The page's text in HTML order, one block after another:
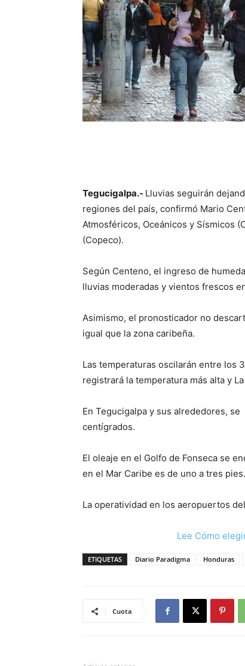
Tegucigalpa.- Lluvias seguirán
regiones del país, confirmó Mario
Atmosféricos, Oceánicos y Sísmicos
(Copeco).
Según Centeno, el ingreso de
lluvias moderadas y vientos frescos
Asimismo, el pronosticador no
igual que la zona caribeña.
Las temperaturas oscilarán entre los
registrará la temperatura más alta y
En Tegucigalpa y sus alrededores,
centígrados.
El oleaje en el Golfo de Fonseca se
en el Mar Caribe es de uno a tres pies.
La operatividad en los aeropuertos
Lee Cómo
ETIQUETAS Diario Paradigma Honduras
Cuota